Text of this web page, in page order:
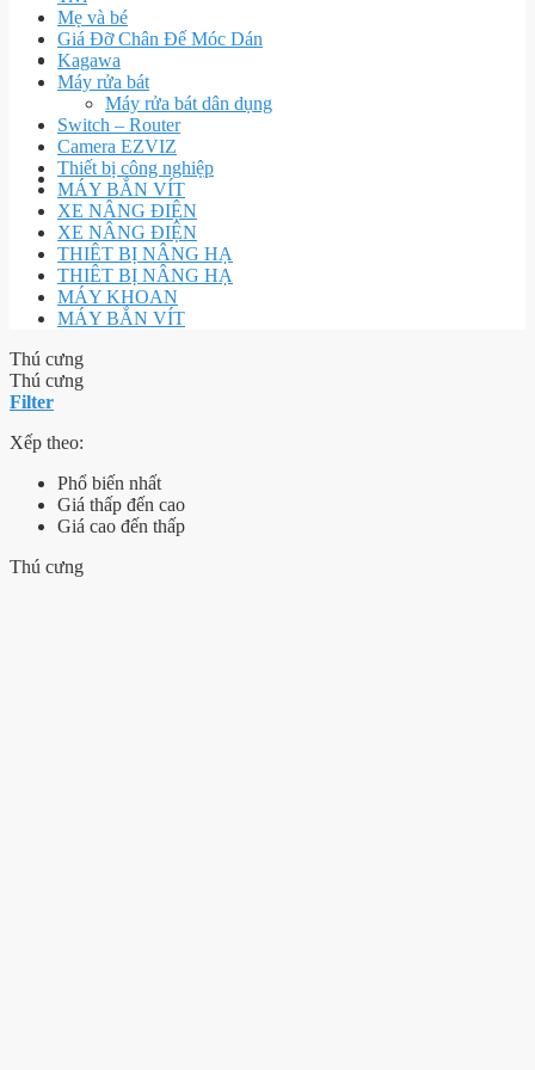
Mẹ và bé
Giá Đỡ Chân Đế Móc Dán
Kagawa
Máy rửa bát
Máy rửa bát dân dụng
Switch – Router
Camera EZVIZ
Thiết bị công nghiệp
MÁY BẮN VÍT
XE NÂNG ĐIỆN
XE NÂNG ĐIỆN
THIÊT BỊ NÂNG HẠ
THIÊT BỊ NÂNG HẠ
MÁY KHOAN
MÁY BẮN VÍT
Thú cưng
Thú cưng
Filter
Xếp theo:
Phổ biến nhất
Giá thấp đến cao
Giá cao đến thấp
Thú cưng